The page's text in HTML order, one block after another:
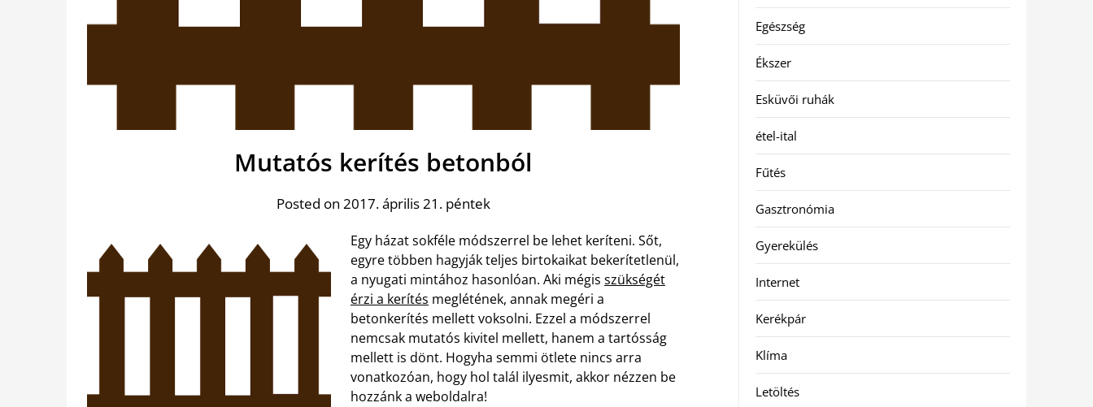
Mutatós kerítés betonból
Posted on 2017. április 21. péntek
Egy házat sokféle módszerrel be lehet keríteni. Sőt,
egyre többen hagyják teljes birtokaikat bekerítetlenül,
a nyugati mintához hasonlóan. Aki mégis szükségét
érzi a kerítés meglétének, annak megéri a
betonkerítés mellett voksolni. Ezzel a módszerrel
nemcsak mutatós kivitel mellett, hanem a tartósság
mellett is dönt. Hogyha semmi ötlete nincs arra
vonatkozóan, hogy hol talál ilyesmit, akkor nézzen be
hozzánk a weboldalra!
Egészség
Ékszer
Esküvői ruhák
étel-ital
Fűtés
Gasztronómia
Gyerekülés
Internet
Kerékpár
Klíma
Letöltés